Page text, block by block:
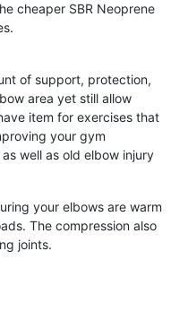
cheaper SBR Neoprene
of support, protection,
area yet still allow
item for exercises that
your gym
well as old elbow injury
your elbows are warm
The compression also
joints.